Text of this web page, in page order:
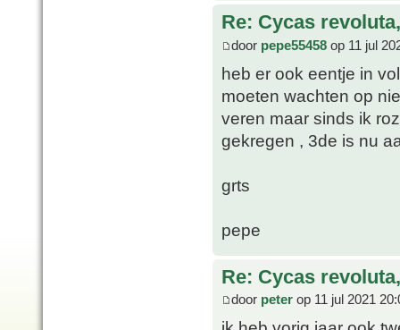
Re: Cycas
door pepe55458 op 11 jul
heb er ook eentje in
moeten wachten op
veren maar sinds ik
gekregen , 3de is nu
grts
pepe
Re: Cycas
door peter op 11 jul 2021